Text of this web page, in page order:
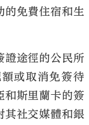
的免費住宿和生
證途徑的公民所
或取消免簽待
和斯里蘭卡的簽
其社交媒體和銀